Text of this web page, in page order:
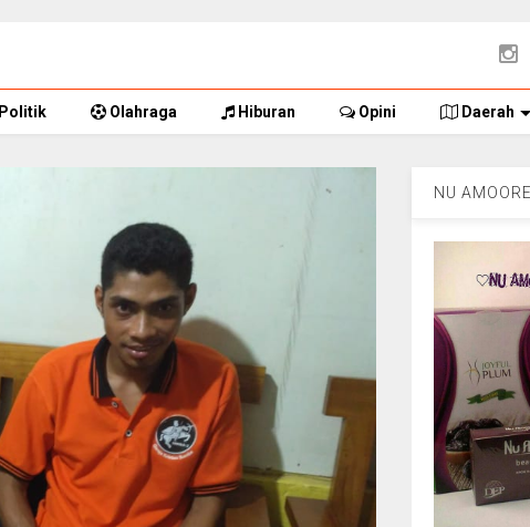
Politik Olahraga Hiburan Opini Daerah
NU